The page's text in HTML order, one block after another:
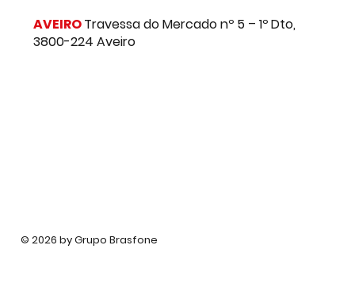
AVEIROTravessa do Mercado nº 5 – 1º Dto,
3800-224 Aveiro
© 2026 by Grupo Brasfone